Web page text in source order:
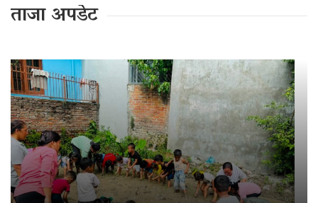
ताजा अपडेट